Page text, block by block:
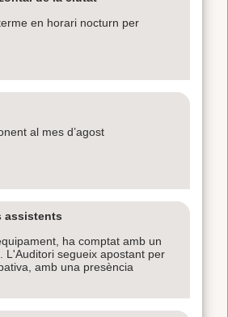
en horari nocturn per
al mes d’agost
assistents
ha comptat amb un
L'Auditori segueix apostant per
amb una presència